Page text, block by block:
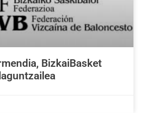
BizkaiBasket